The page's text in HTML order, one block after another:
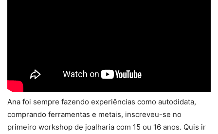
Ana foi sempre fazendo experiências como autodidata,
comprando ferramentas e metais, inscreveu-se no
primeiro workshop de joalharia com 15 ou 16 anos. Quis ir